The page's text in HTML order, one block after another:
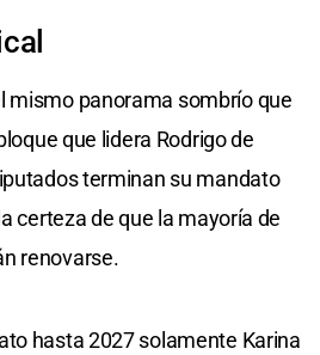
mismo panorama sombrío que
que lidera Rodrigo de
terminan su mandato
certeza de que la mayoría de
renovarse.
hasta 2027 solamente Karina